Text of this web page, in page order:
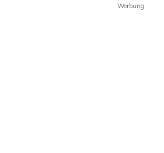
Werbung